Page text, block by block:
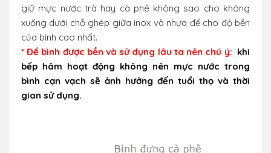
giữ mực nước trà hay cà phê không sao cho không
xuống dưới chỗ ghép giữa inox và nhựa để cho độ bền
của bình cao nhất.
* Để bình được bền và sử dụng lâu ta nên chú ý: khi
bếp hâm hoạt động không nên mực nước trong
bình cạn vạch sẽ ảnh hưởng đến tuổi thọ và thời
gian sử dụng.